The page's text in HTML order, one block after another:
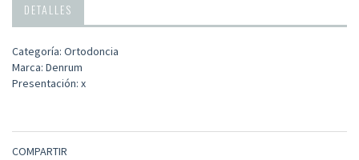
DETALLES
Categoría: Ortodoncia
Marca: Denrum
Presentación: x
COMPARTIR